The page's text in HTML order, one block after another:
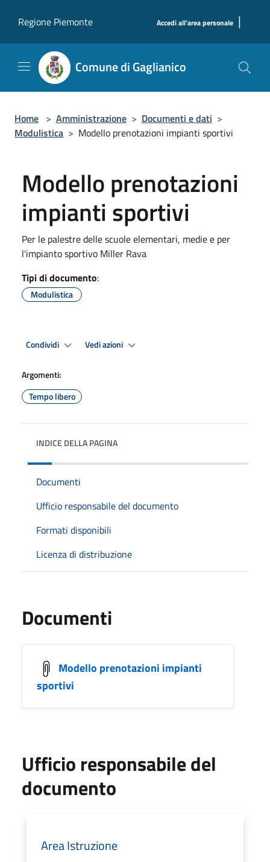
Regione Piemonte
Accedi all'area personale |
Comune di Gaglianico
Home > Amministrazione > Documenti e dati >
Modulistica > Modello prenotazioni impianti sportivi
Modello prenotazioni
impianti sportivi
Per le palestre delle scuole elementari, medie e per
l'impianto sportivo Miller Rava
Tipi di documento:
Modulistica
Condividi Vedi azioni
Argomenti:
Tempo libero
INDICE DELLA PAGINA
Documenti
Ufficio responsabile del documento
Formati disponibili
Licenza di distribuzione
Documenti
Modello prenotazioni impianti
sportivi
Ufficio responsabile del
documento
Area Istruzione